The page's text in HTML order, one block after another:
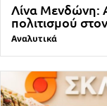
Λίνα Μενδώνη:
πολιτισμού
Αναλυτικά